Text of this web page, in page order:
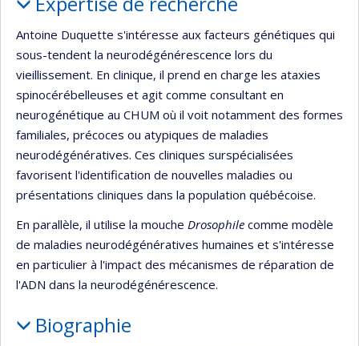
Antoine Duquette s'intéresse aux facteurs génétiques qui
sous-tendent la neurodégénérescence lors du
vieillissement. En clinique, il prend en charge les ataxies
spinocérébelleuses et agit comme consultant en
neurogénétique au CHUM où il voit notamment des formes
familiales, précoces ou atypiques de maladies
neurodégénératives. Ces cliniques surspécialisées
favorisent l'identification de nouvelles maladies ou
présentations cliniques dans la population québécoise.
En parallèle, il utilise la mouche Drosophile comme modèle
de maladies neurodégénératives humaines et s'intéresse
en particulier à l'impact des mécanismes de réparation de
l'ADN dans la neurodégénérescence.
Biographie